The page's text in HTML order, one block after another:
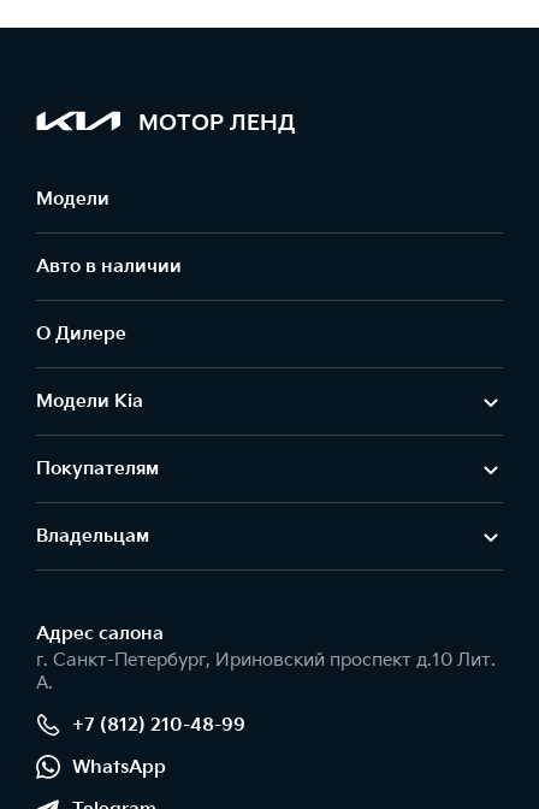
МОТОР ЛЕНД
Модели
Авто в наличии
О Дилере
Модели Kia
Покупателям
Владельцам
Адрес салонa
г. Санкт-Петербург, Ириновский проспект д.10 Лит.
А.
+7 (812) 210-48-99
WhatsApp